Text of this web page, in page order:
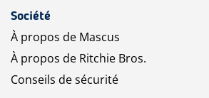
Société
À propos de Mascus
À propos de Ritchie Bros.
Conseils de sécurité